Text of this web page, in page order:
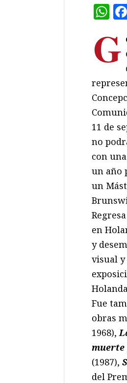
G
11 de
no
con
un año
un
en
y
visual y
Fue
obras
1968),
muerte
(1987),
del